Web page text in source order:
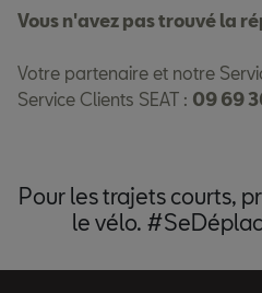
Vous n'avez pas trouvé la
Votre partenaire et notre
Service Clients SEAT : 09 69
Pour les trajets courts,
le vélo.